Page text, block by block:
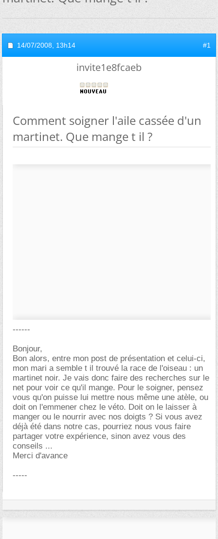
14/07/2008, 13h14 #1
invite1e8fcaeb
Comment soigner l'aile cassée d'un
martinet. Que mange t il ?
------
Bonjour,
Bon alors, entre mon post de présentation et celui-ci,
mon mari a semble t il trouvé la race de l'oiseau : un
martinet noir. Je vais donc faire des recherches sur le
net pour voir ce qu'il mange. Pour le soigner, pensez
vous qu'on puisse lui mettre nous même une atèle, ou
doit on l'emmener chez le véto. Doit on le laisser à
manger ou le nourrir avec nos doigts ? Si vous avez
déjà été dans notre cas, pourriez nous vous faire
partager votre expérience, sinon avez vous des
conseils ...
Merci d'avance
-----